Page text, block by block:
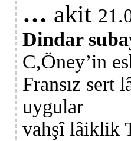
… akit
Dindar
C,Öney’in
Fransız sert
uygular
vahşî lâiklik